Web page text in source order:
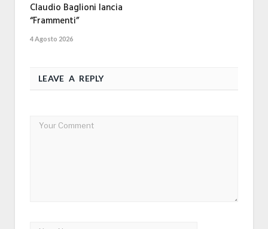
Claudio Baglioni lancia
“Frammenti”
4 Agosto 2026
LEAVE A REPLY